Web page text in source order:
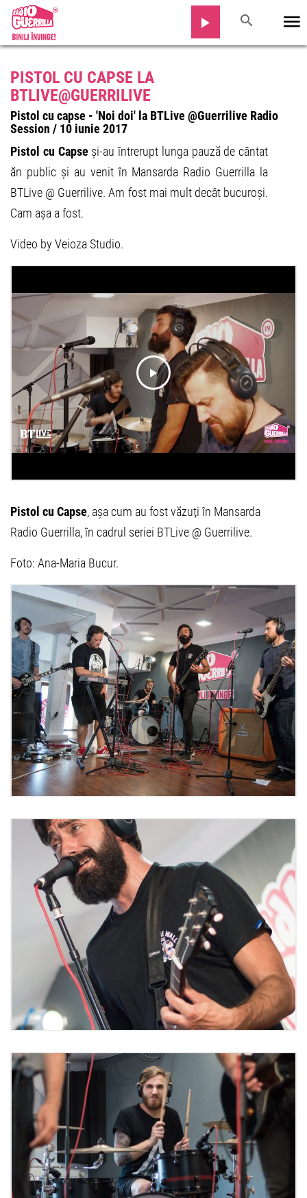
PISTOL CU CAPSE LA
BTLIVE@GUERRILIVE
Pistol cu capse - 'Noi doi' la BTLive @Guerrilive Radio
Session / 10 iunie 2017
Pistol cu Capseși-au întrerupt lunga pauză de cântat
ăn public și au venit în Mansarda Radio Guerrilla la
BTLive @ Guerrilive. Am fost mai mult decât bucuroși.
Cam așa a fost.
Video by Veioza Studio.
Pistol cu Capse, așa cum au fost văzuți în Mansarda
Radio Guerrilla, în cadrul seriei BTLive @ Guerrilive.
Foto: Ana-Maria Bucur.